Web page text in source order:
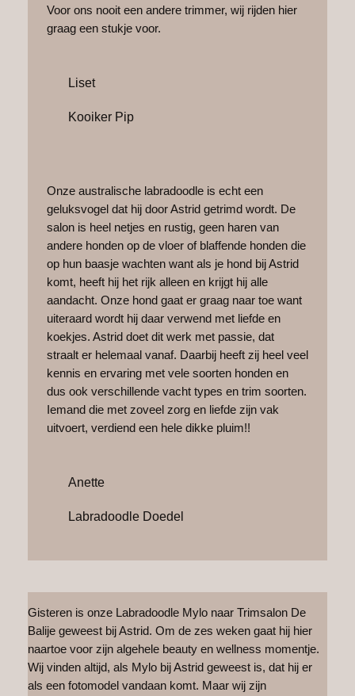
Voor ons nooit een andere trimmer, wij rijden hier
graag een stukje voor.
Liset
Kooiker Pip
Onze australische labradoodle is echt een
geluksvogel dat hij door Astrid getrimd wordt. De
salon is heel netjes en rustig, geen haren van
andere honden op de vloer of blaffende honden die
op hun baasje wachten want als je hond bij Astrid
komt, heeft hij het rijk alleen en krijgt hij alle
aandacht. Onze hond gaat er graag naar toe want
uiteraard wordt hij daar verwend met liefde en
koekjes. Astrid doet dit werk met passie, dat
straalt er helemaal vanaf. Daarbij heeft zij heel veel
kennis en ervaring met vele soorten honden en
dus ook verschillende vacht types en trim soorten.
Iemand die met zoveel zorg en liefde zijn vak
uitvoert, verdiend een hele dikke pluim!!
Anette
Labradoodle Doedel
Gisteren is onze Labradoodle Mylo naar Trimsalon De
Balije geweest bij Astrid. Om de zes weken gaat hij hier
naartoe voor zijn algehele beauty en wellness momentje.
Wij vinden altijd, als Mylo bij Astrid geweest is, dat hij er
als een fotomodel vandaan komt. Maar wij zijn